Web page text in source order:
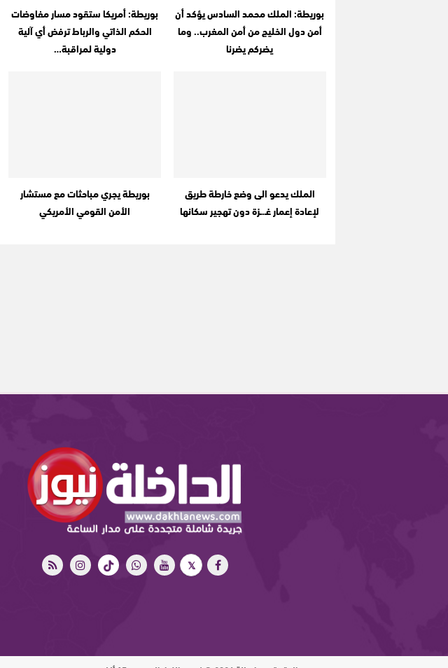
بوريطة: الملك محمد السادس يؤكد أن
أمن دول الخليج من أمن المغرب.. وما
يضركم يضرنا
بوريطة: أمريكا ستقود مسار مفاوضات
الحكم الذاتي والرباط ترفض أي آلية
دولية لمراقبة…
الملك يدعو الى وضع خارطة طريق
لإعادة إعمار غـ.ـزة دون تهجير سكانها
بوريطة يجري مباحثات مع مستشار
الأمن القومي الأمريكي